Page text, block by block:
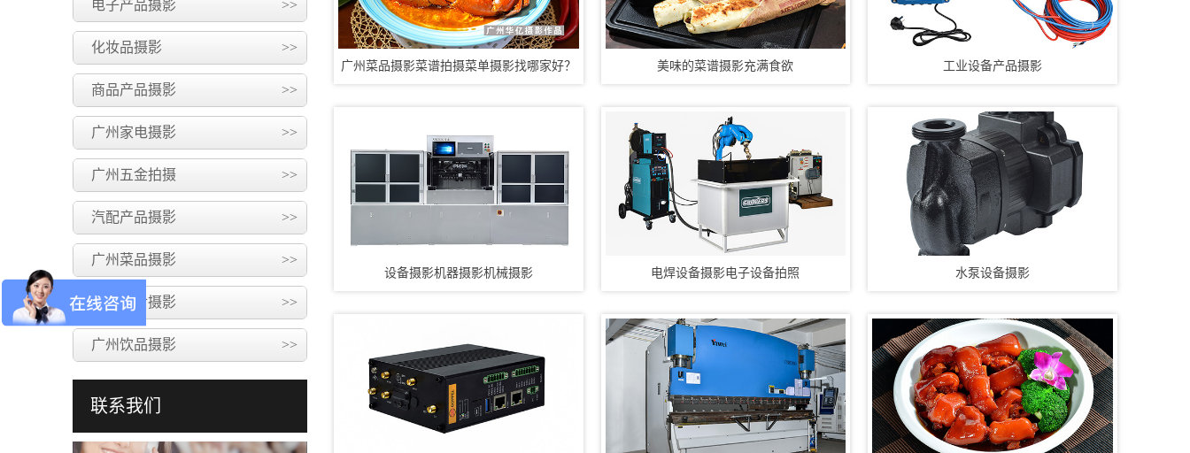
电子产品摄影 >>
化妆品摄影 >>
商品产品摄影 >>
广州家电摄影 >>
广州五金拍摄 >>
汽配产品摄影 >>
广州菜品摄影 >>
广州美食摄影 >>
广州饮品摄影 >>
联系我们
广州菜品摄影菜谱拍摄菜单摄影找哪家好？ 美味的菜谱摄影充满食欲 工业设备产品摄影
设备摄影机器摄影机械摄影 电焊设备摄影电子设备拍照 水泵设备摄影
8、光盘刻录打印包装
华亿摄影最擅长的：
5、产品摄影360环拍
6、公司工厂形象拍摄
7、访谈采访探店拍摄
华亿摄影最擅长的：
6、公司工厂形象拍摄
7、访谈采访探店拍摄
8、光盘刻录打印包装